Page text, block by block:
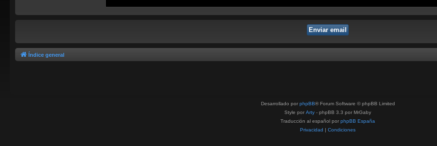
Índice general
Desarrollado por phpBB® Forum Software © phpBB Limited
Style por Arty - phpBB 3.3 por MrGaby
Traducción al español por phpBB España
Privacidad | Condiciones